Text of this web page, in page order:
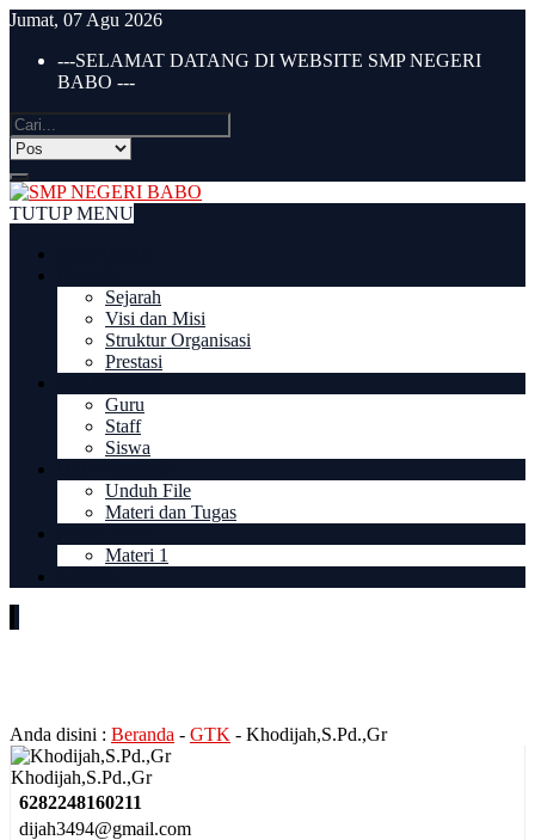
Jumat, 07 Agu 2026
---SELAMAT DATANG DI WEBSITE SMP NEGERI
BABO ---
TUTUP MENU
Sejarah
Visi dan Misi
Struktur Organisasi
Prestasi
Guru
Staff
Siswa
Unduh File
Materi dan Tugas
Materi 1
Anda disini : Beranda - GTK - Khodijah,S.Pd.,Gr
Khodijah,S.Pd.,Gr
6282248160211
dijah3494@gmail.com